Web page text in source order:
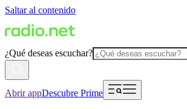
Saltar al contenido
¿Qué deseas escuchar?
Abrir appDescubre Prime